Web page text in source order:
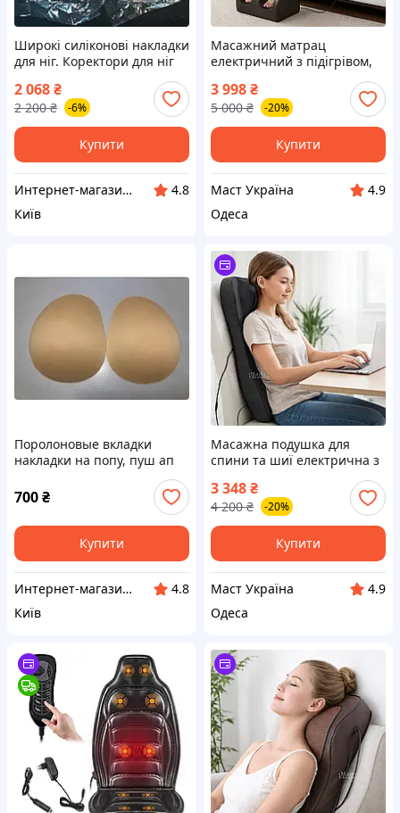
Широкі силіконові накладки
для ніг. Коректори для ніг
2 068₴
2 200 ₴ -6%
Купити
Интернет-магазин "Милаша" milasha.com.ua
4.8
Київ
Масажний матрац
електричний з підігрівом,
вібраційний роликовий для
тіла з подушкою для шиї і
масажером для ніг, VMAT-
26-Brown
3 998₴
5 000 ₴ -20%
Купити
Маст Україна
4.9
Одеса
Поролоновые вкладки
накладки на попу, пуш ап
для трусиков. Поддельные
ягодицы
700₴
Купити
Интернет-магазин "Милаша" milasha.com.ua
4.8
Київ
Масажна подушка для
спини та шиї електрична з
масажер з регулюванням
інтенсивності та пультом,
MPOD-026
3 348₴
4 200 ₴ -20%
Купити
Маст Україна
4.9
Одеса